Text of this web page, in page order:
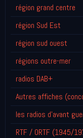
région grand centre
région Sud Est
région sud ouest
régions outre-mer
radios DAB+
Autres affiches
les radios d'avant
RTF / ORTF (1945/